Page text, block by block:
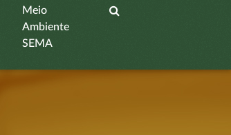
Meio
Ambiente
SEMA